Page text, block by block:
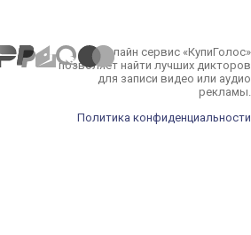
Онлайн сервис «КупиГолос»
позволяет найти лучших дикторов
для записи видео или аудио
рекламы.
Политика конфиденциальности